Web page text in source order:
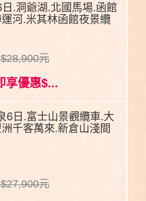
.洞爺湖.北國馬場.函館
河.米其林函館夜景纜
元
享優惠$...
6日.富士山景觀纜車.大
千客萬來.新倉山淺間
元